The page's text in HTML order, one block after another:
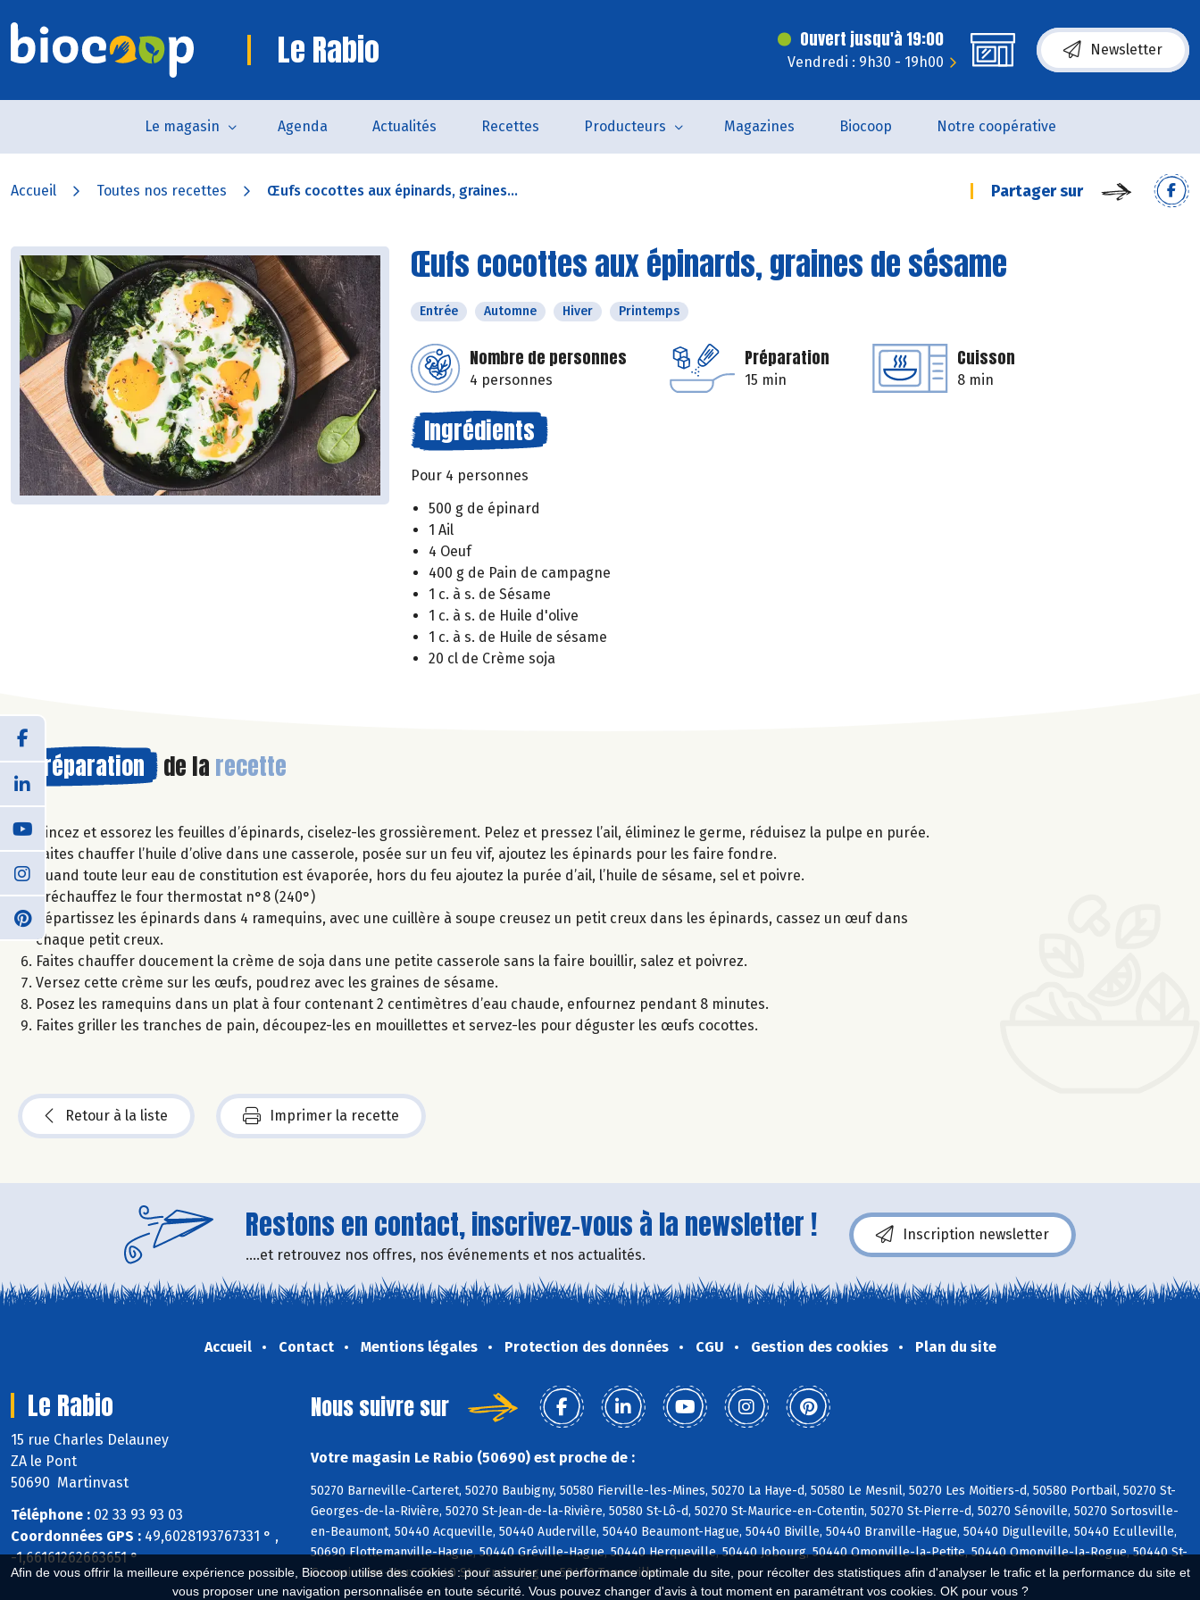
Afin de vous offrir la meilleure expérience possible, Biocoop utilise des cookies : pour assurer une performance optimale du site, pour récolter des statistiques afin d'analyser le trafic et la performance du site et
vous proposer une navigation personnalisée en toute sécurité. Vous pouvez changer d'avis à tout moment en paramétrant vos cookies. OK pour vous ?
Le Rabio Ouvert jusqu'à 19:00
Vendredi : 9h30 - 19h00
Newsletter
Le magasin Agenda Actualités Recettes Producteurs Magazines Biocoop Notre coopérative
Accueil Toutes nos recettes Œufs cocottes aux épinards, graines... Partager sur
Œufs cocottes aux épinards, graines de sésame
Entrée Automne Hiver Printemps
Nombre de personnes
4 personnes
Préparation
15 min
Cuisson
8 min
Ingrédients
Pour 4 personnes
500 g de épinard
1 Ail
4 Oeuf
400 g de Pain de campagne
1 c. à s. de Sésame
1 c. à s. de Huile d'olive
1 c. à s. de Huile de sésame
20 cl de Crème soja
Préparation de la recette
Rincez et essorez les feuilles d’épinards, ciselez-les grossièrement. Pelez et pressez l’ail, éliminez le germe, réduisez la pulpe en purée.
Faites chauffer l’huile d’olive dans une casserole, posée sur un feu vif, ajoutez les épinards pour les faire fondre.
Quand toute leur eau de constitution est évaporée, hors du feu ajoutez la purée d’ail, l’huile de sésame, sel et poivre.
Préchauffez le four thermostat n°8 (240°)
Répartissez les épinards dans 4 ramequins, avec une cuillère à soupe creusez un petit creux dans les épinards, cassez un œuf dans
chaque petit creux.
Faites chauffer doucement la crème de soja dans une petite casserole sans la faire bouillir, salez et poivrez.
Versez cette crème sur les œufs, poudrez avec les graines de sésame.
Posez les ramequins dans un plat à four contenant 2 centimètres d’eau chaude, enfournez pendant 8 minutes.
Faites griller les tranches de pain, découpez-les en mouillettes et servez-les pour déguster les œufs cocottes.
Retour à la liste Imprimer la recette
Restons en contact, inscrivez-vous à la newsletter !
....et retrouvez nos offres, nos événements et nos actualités.
Inscription newsletter
Accueil Contact Mentions légales Protection des données CGU Gestion des cookies Plan du site
Le Rabio
15 rue Charles Delauney
ZA le Pont
50690 Martinvast
Téléphone : 02 33 93 93 03
Coordonnées GPS : 49,6028193767331 ° ,
-1,66161262663651 °
Nous suivre sur
Votre magasin Le Rabio (50690) est proche de :
50270 Barneville-Carteret, 50270 Baubigny, 50580 Fierville-les-Mines, 50270 La Haye-d, 50580 Le Mesnil, 50270 Les Moitiers-d, 50580 Portbail, 50270 St-
Georges-de-la-Rivière, 50270 St-Jean-de-la-Rivière, 50580 St-Lô-d, 50270 St-Maurice-en-Cotentin, 50270 St-Pierre-d, 50270 Sénoville, 50270 Sortosville-
en-Beaumont, 50440 Acqueville, 50440 Auderville, 50440 Beaumont-Hague, 50440 Biville, 50440 Branville-Hague, 50440 Digulleville, 50440 Eculleville,
50690 Flottemanville-Hague, 50440 Gréville-Hague, 50440 Herqueville, 50440 Jobourg, 50440 Omonville-la-Petite, 50440 Omonville-la-Rogue, 50440 St-
Germain-des-Vaux, 50440 Ste-Croix-Hague, 50460 Tonneville